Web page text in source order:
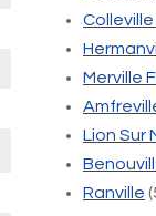
Merville
Lion Sur
Ranville